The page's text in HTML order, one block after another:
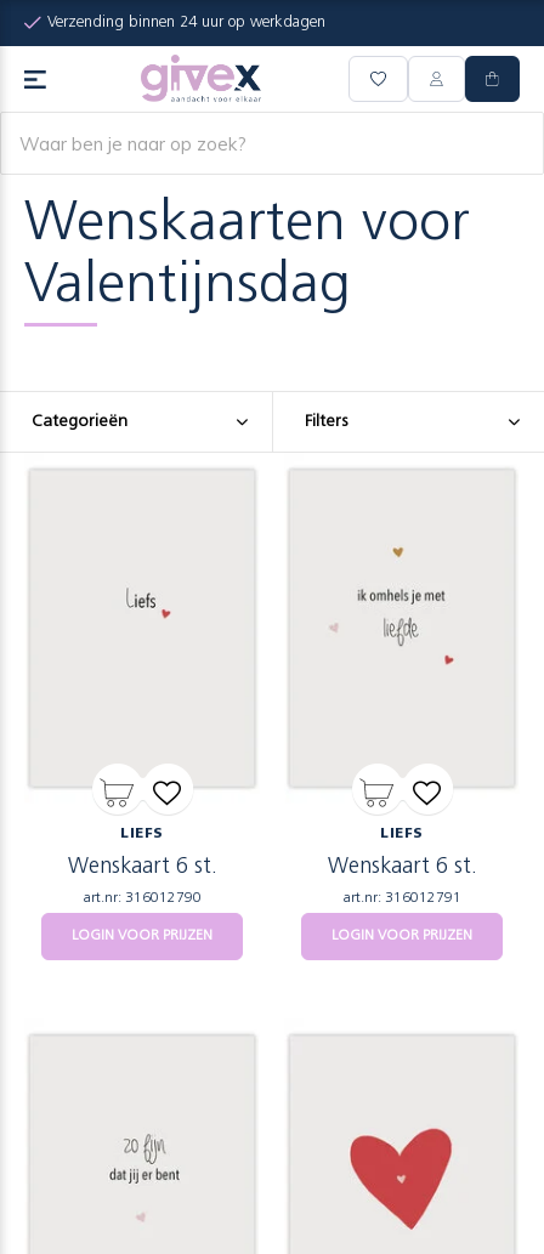
Verzending binnen 24 uur op werkdagen
Wenskaarten voor
Valentijnsdag
Categorieën Filters
LIEFS
Wenskaart 6 st.
art.nr: 316012790
LOGIN VOOR PRIJZEN
LIEFS
Wenskaart 6 st.
art.nr: 316012791
LOGIN VOOR PRIJZEN